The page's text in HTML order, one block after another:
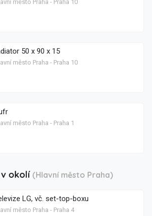
město Praha - Praha 10
50 x 90 x 15
město Praha - Praha 10
město Praha - Praha 1
okolí (Hlavní město Praha)
LG, vč. set-top-boxu
město Praha - Praha 4